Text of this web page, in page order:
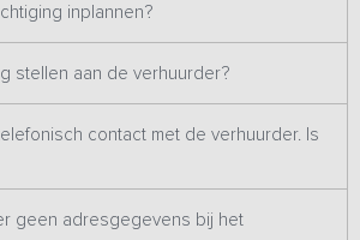
inplannen?
stellen aan de verhuurder?
contact met de verhuurder. Is
geen adresgegevens bij het